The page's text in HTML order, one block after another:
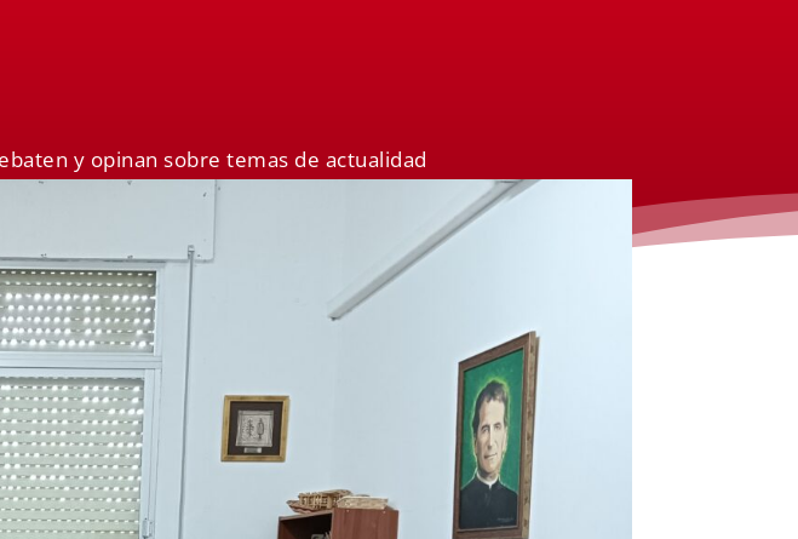
y opinan sobre temas de actualidad